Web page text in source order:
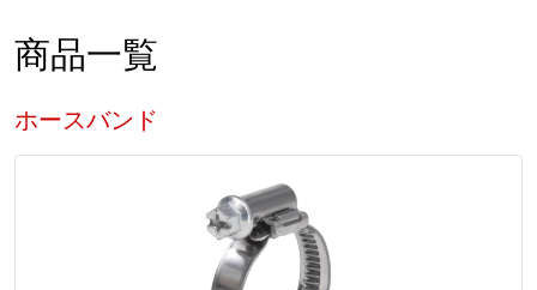
商品一覧
ホースバンド